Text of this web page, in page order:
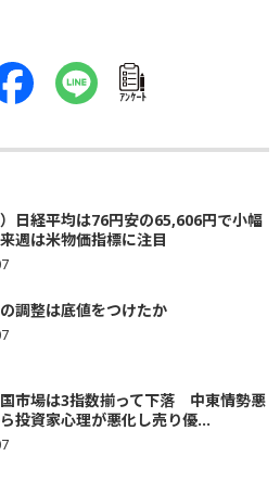
ｱﾝｹｰﾄ
）日経平均は76円安の65,606円で小幅
週は米物価指標に注目
調整は底値をつけたか
国市場は3指数揃って下落 中東情勢悪
投資家心理が悪化し売り優...